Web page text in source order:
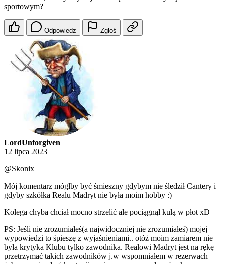
sportowym?
Odpowiedz Zgłoś
LordUnforgiven
12 lipca 2023
@Skonix
Mój komentarz mógłby być śmieszny gdybym nie śledził Cantery i
gdyby szkółka Realu Madryt nie była moim hobby :)
Kolega chyba chciał mocno strzelić ale pociągnął kulą w płot xD
PS: Jeśli nie zrozumiałeś(a najwidoczniej nie zrozumiałeś) mojej
wypowiedzi to śpieszę z wyjaśnieniami.. otóż moim zamiarem nie
była krytyka Klubu tylko zawodnika. Realowi Madryt jest na rękę
przetrzymać takich zawodników j.w wspomniałem w rezerwach